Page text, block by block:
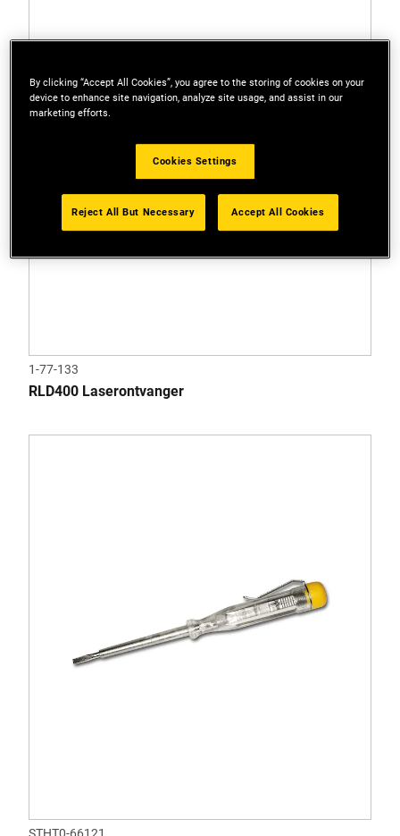
1-77-133
RLD400 Laserontvanger
By clicking “Accept All Cookies”, you agree to the storing of cookies on your
device to enhance site navigation, analyze site usage, and assist in our
marketing efforts.
Cookies Settings
Reject All But Necessary Accept All Cookies